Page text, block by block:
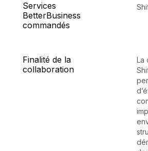
Services
BetterBusiness
commandés
Finalité de la
collaboration
La